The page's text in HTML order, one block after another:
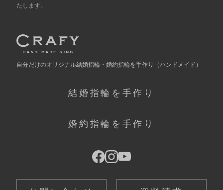
たします。
自分だけのオリジナル結婚指輪・婚約指輪を手作り （ハンドメイド）
結婚指輪を手作り
婚約指輪を手作り